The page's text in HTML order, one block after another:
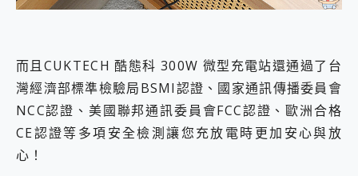
而且CUKTECH 酷態科 300W 微型充電站還通過了台
灣經濟部標準檢驗局BSMI認證、國家通訊傳播委員會
NCC認證、美國聯邦通訊委員會FCC認證、歐洲合格
CE認證等多項安全檢測讓您充放電時更加安心與放
心！